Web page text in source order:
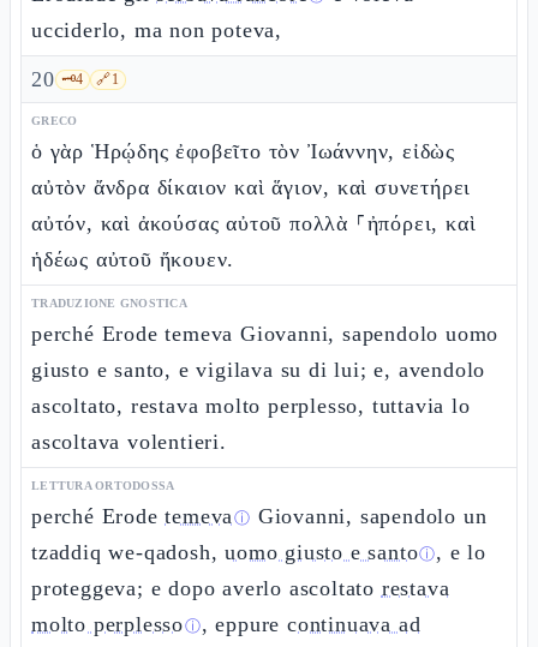
ucciderlo, ma non poteva,
20 🗝️4 🔗1
GRECO
ὁ γὰρ Ἡρῴδης ἐφοβεῖτο τὸν Ἰωάννην, εἰδὼς
αὐτὸν ἄνδρα δίκαιον καὶ ἅγιον, καὶ συνετήρει
αὐτόν, καὶ ἀκούσας αὐτοῦ πολλὰ ⸀ἠπόρει, καὶ
ἡδέως αὐτοῦ ἤκουεν.
TRADUZIONE GNOSTICA
perché Erode temeva Giovanni, sapendolo uomo
giusto e santo, e vigilava su di lui; e, avendolo
ascoltato, restava molto perplesso, tuttavia lo
ascoltava volentieri.
LETTURA ORTODOSSA
perché Erodetemevaⓘ Giovanni, sapendolo un
tzaddiq we-qadosh,uomo giusto e santoⓘ, e lo
proteggeva; e dopo averlo ascoltato restava
molto perplessoⓘ, eppurecontinuava ad